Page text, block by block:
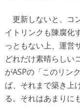
更新しないと、コ
イトリンクも陳腐化
っともない上、運営
どれだけ素晴らしい
がASPの「このリン
ば、それまで築き上
る。それはあまりに